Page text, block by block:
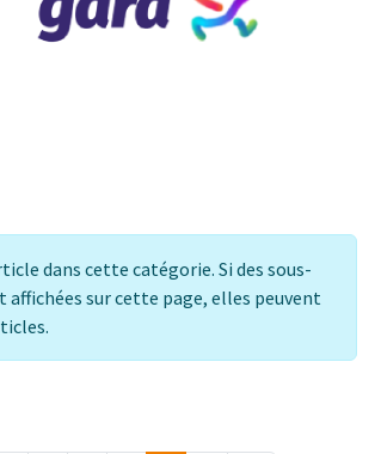
dans cette catégorie. Si des sous-
affichées sur cette page, elles peuvent